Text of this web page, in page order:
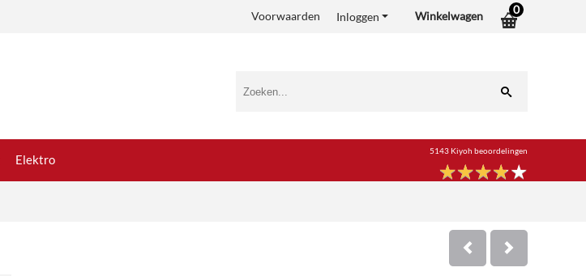
Winkelwagen 0
Inloggen
Voorwaarden
Elektro
5143 Kiyoh beoordelingen
★★★★★
★★★★★